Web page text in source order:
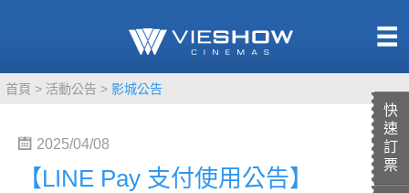
快
速
訂
票
首頁 活動公告 影城公告
2025/04/08
【LINE Pay 支付使用公告】